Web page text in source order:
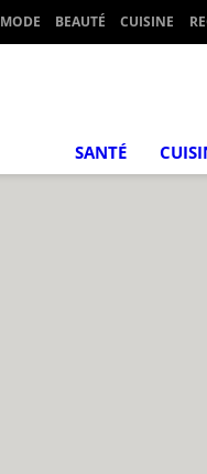
MODE BEAUTÉ CUISINE
SANTÉ